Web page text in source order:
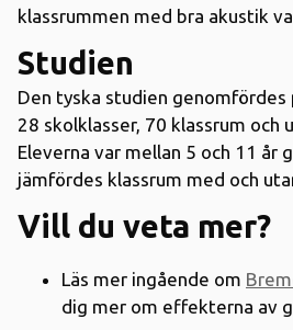
klassrummen med bra akustik
Studien
Den tyska studien genomfördes
28 skolklasser, 70 klassrum och
Eleverna var mellan 5 och 11 år
jämfördes klassrum med och
Vill du veta mer?
Läs mer ingående om
dig mer om effekterna av